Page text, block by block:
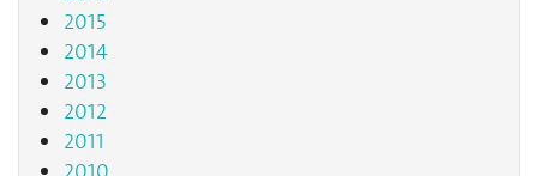
2015
2014
2013
2012
2011